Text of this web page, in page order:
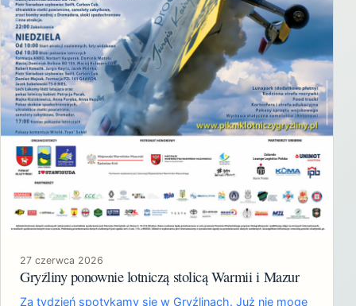
27 czerwca 2026
Gryźliny ponownie lotniczą stolicą Warmii i Mazur
Za tydzień spotykamy się w Gryźlinach. Już nie mogę